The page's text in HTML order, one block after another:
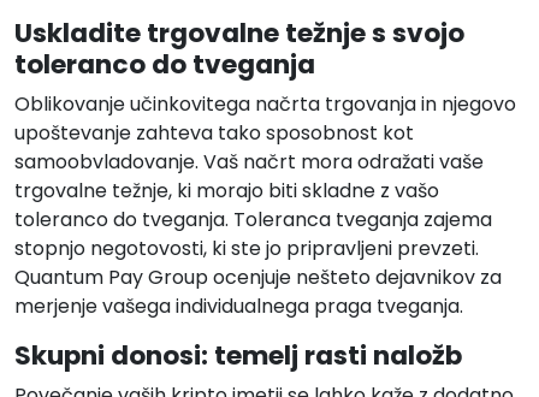
Uskladite trgovalne težnje s svojo
toleranco do tveganja
Oblikovanje učinkovitega načrta trgovanja in njegovo
upoštevanje zahteva tako sposobnost kot
samoobvladovanje. Vaš načrt mora odražati vaše
trgovalne težnje, ki morajo biti skladne z vašo
toleranco do tveganja. Toleranca tveganja zajema
stopnjo negotovosti, ki ste jo pripravljeni prevzeti.
Quantum Pay Group ocenjuje nešteto dejavnikov za
merjenje vašega individualnega praga tveganja.
Skupni donosi: temelj rasti naložb